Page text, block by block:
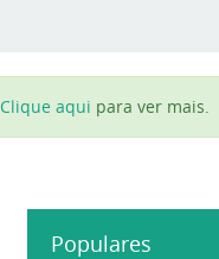
Clique aqui para ver mais.
Populares